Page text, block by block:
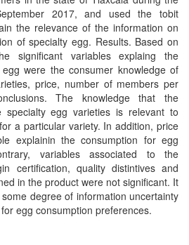
2017, and used the tobit
the relevance of the information on
of specialty egg. Results. Based on
significant variables explaing the
were the consumer knowledge of
price, number of members per
The knowledge that the
specialty egg varieties is relevant to
a particular variety. In addition, price
explainin the consumption for egg
variables associated to the
certification, quality distintives and
in the product were not significant. It
degree of information uncertainty
egg consumption preferences.